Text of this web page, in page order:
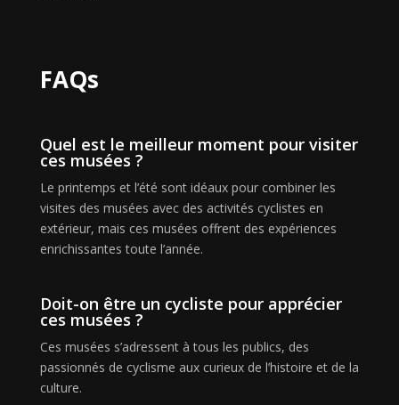
FAQs
Quel est le meilleur moment pour visiter
ces musées ?
Le printemps et l’été sont idéaux pour combiner les
visites des musées avec des activités cyclistes en
extérieur, mais ces musées offrent des expériences
enrichissantes toute l’année.
Doit-on être un cycliste pour apprécier
ces musées ?
Ces musées s’adressent à tous les publics, des
passionnés de cyclisme aux curieux de l’histoire et de la
culture.